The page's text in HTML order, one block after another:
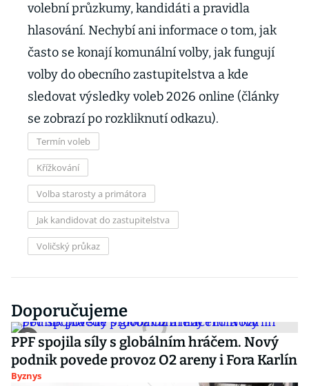
volební průzkumy, kandidáti a pravidla
hlasování. Nechybí ani informace o tom, jak
často se konají komunální volby, jak fungují
volby do obecního zastupitelstva a kde
sledovat výsledky voleb 2026 online (články
se zobrazí po rozkliknutí odkazu).
Termín voleb
Křížkování
Volba starosty a primátora
Jak kandidovat do zastupitelstva
Voličský průkaz
Doporučujeme
PPF spojila síly s globálním hráčem. Nový
podnik povede provoz O2 areny i Fora Karlín
Byznys